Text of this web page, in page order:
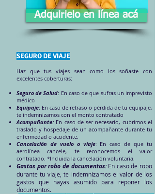
Adquirielo en línea acá
SEGURO DE VIAJE
Haz que tus viajes sean como los soñaste con
excelentes coberturas:
Seguro de Salud: En caso de que sufras un imprevisto
médico
Equipaje: En caso de retraso o pérdida de tu equipaje,
te indemnizamos con el monto contratado
Acompañante: En caso de ser necesario, cubrimos el
traslado y hospedaje de un acompañante durante tu
enfermedad o accidente.
Cancelación de vuelo o viaje: En caso de que tu
aerolínea cancele, te reconocemos el valor
contratado. *Incluida la cancelación voluntaria.
Gastos por robo de documentos:En caso de robo
durante tu viaje, te indemnizamos el valor de los
gastos que hayas asumido para reponer los
documentos. ​​​​​